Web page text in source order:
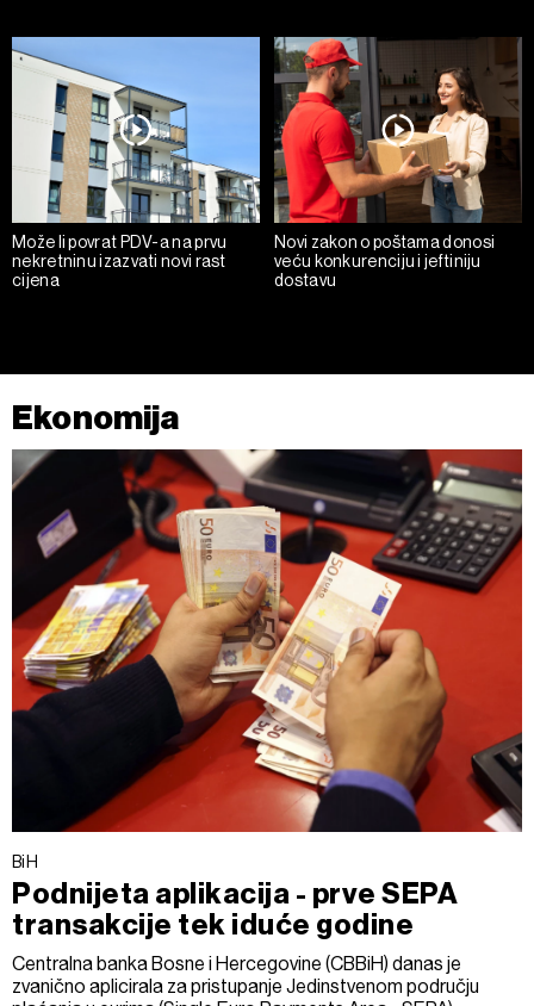
detalje“. Privolu možete u bilo kojem trenutku povući bez
negativnih posljedica.
Može li povrat PDV-a na prvu
nekretninu izazvati novi rast
cijena
Novi zakon o poštama donosi
veću konkurenciju i jeftiniju
dostavu
Ekonomija
BiH
Podnijeta aplikacija - prve SEPA
transakcije tek iduće godine
Centralna banka Bosne i Hercegovine (CBBiH) danas je
zvanično aplicirala za pristupanje Jedinstvenom području